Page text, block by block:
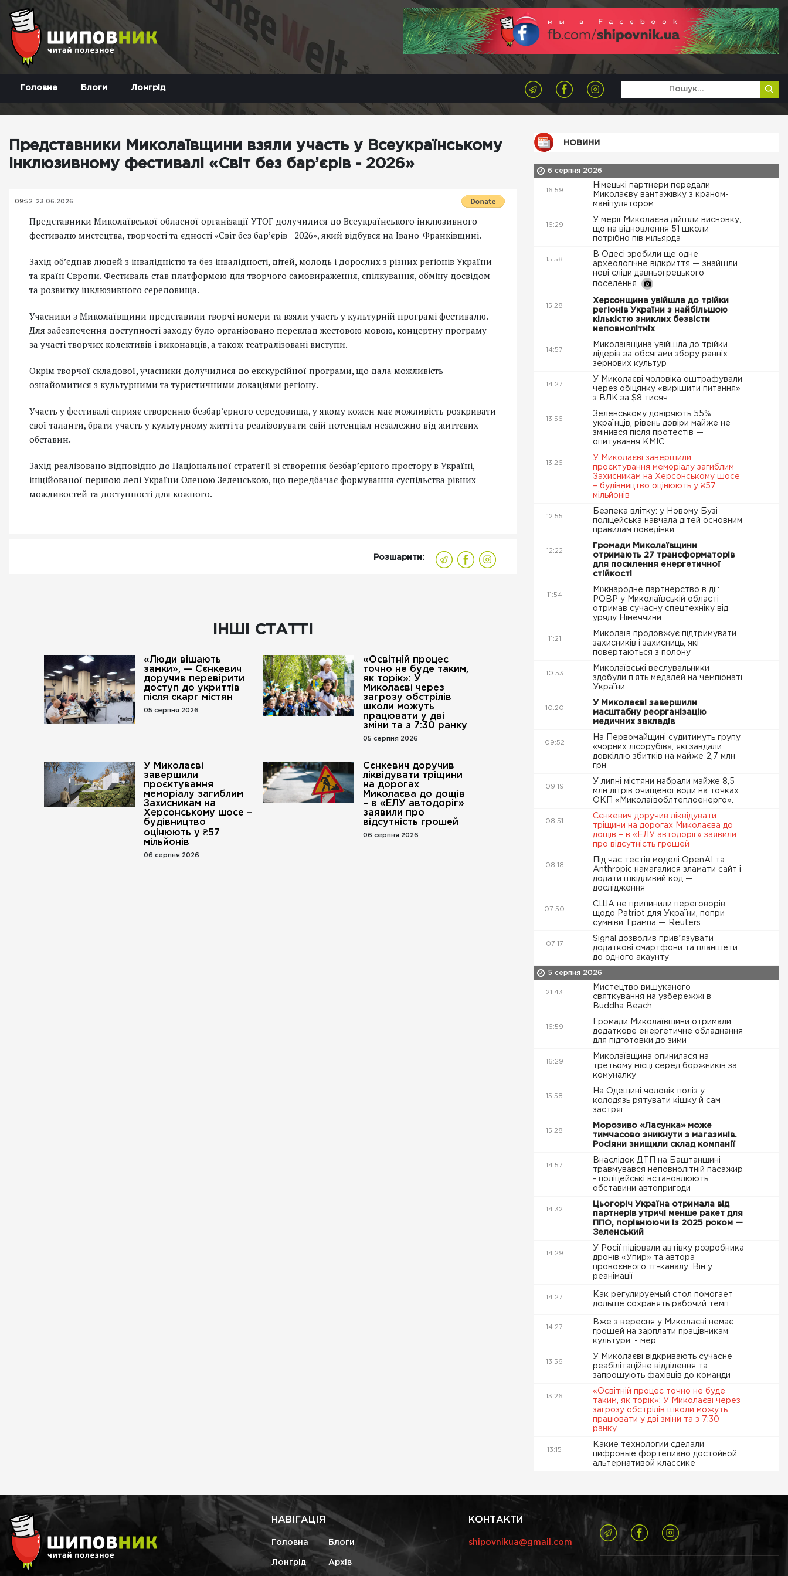
Головна Блоги Лонгрід
Представники Миколаївщини взяли участь у Всеукраїнському
інклюзивному фестивалі «Світ без бар’єрів - 2026»
09:52 23.06.2026
Представники Миколаївської обласної організації УТОГ долучилися до Всеукраїнського інклюзивного
фестивалю мистецтва, творчості та єдності «Світ без бар’єрів - 2026», який відбувся на Івано-Франківщині.
Захід об’єднав людей з інвалідністю та без інвалідності, дітей, молодь і дорослих з різних регіонів України
та країн Європи. Фестиваль став платформою для творчого самовираження, спілкування, обміну досвідом
та розвитку інклюзивного середовища.
Учасники з Миколаївщини представили творчі номери та взяли участь у культурній програмі фестивалю.
Для забезпечення доступності заходу було організовано переклад жестовою мовою, концертну програму
за участі творчих колективів і виконавців, а також театралізовані виступи.
Окрім творчої складової, учасники долучилися до екскурсійної програми, що дала можливість
ознайомитися з культурними та туристичними локаціями регіону.
Участь у фестивалі сприяє створенню безбар’єрного середовища, у якому кожен має можливість розкривати
свої таланти, брати участь у культурному житті та реалізовувати свій потенціал незалежно від життєвих
обставин.
Захід реалізовано відповідно до Національної стратегії зі створення безбар’єрного простору в Україні,
ініційованої першою леді України Оленою Зеленською, що передбачає формування суспільства рівних
можливостей та доступності для кожного.
Розшарити:
ІНШІ СТАТТІ
«Люди вішають
замки», — Сєнкевич
доручив перевірити
доступ до укриттів
після скарг містян
05 серпня 2026
«Освітній процес
точно не буде таким,
як торік»: У
Миколаєві через
загрозу обстрілів
школи можуть
працювати у дві
зміни та з 7:30 ранку
05 серпня 2026
У Миколаєві
завершили
проєктування
меморіалу загиблим
Захисникам на
Херсонському шосе –
будівництво
оцінюють у ₴57
мільйонів
06 серпня 2026
Сєнкевич доручив
ліквідувати тріщини
на дорогах
Миколаєва до дощів
– в «ЕЛУ автодоріг»
заявили про
відсутність грошей
06 серпня 2026
НОВИНИ
6 серпня 2026
16:59
Німецькі партнери передали
Миколаєву вантажівку з краном-
маніпулятором
16:29
У мерії Миколаєва дійшли висновку,
що на відновлення 51 школи
потрібно пів мільярда
15:58
В Одесі зробили ще одне
археологічне відкриття — знайшли
нові сліди давньогрецького
поселення
15:28
Херсонщина увійшла до трійки
регіонів України з найбільшою
кількістю зниклих безвісти
неповнолітніх
14:57
Миколаївщина увійшла до трійки
лідерів за обсягами збору ранніх
зернових культур
14:27
У Миколаєві чоловіка оштрафували
через обіцянку «вирішити питання»
з ВЛК за $8 тисяч
13:56
Зеленському довіряють 55%
українців, рівень довіри майже не
змінився після протестів —
опитування КМІС
13:26
У Миколаєві завершили
проєктування меморіалу загиблим
Захисникам на Херсонському шосе
– будівництво оцінюють у ₴57
мільйонів
12:55
Безпека влітку: у Новому Бузі
поліцейська навчала дітей основним
правилам поведінки
12:22
Громади Миколаївщини
отримають 27 трансформаторів
для посилення енергетичної
стійкості
11:54
Міжнародне партнерство в дії:
РОВР у Миколаївській області
отримав сучасну спецтехніку від
уряду Німеччини
11:21
Миколаїв продовжує підтримувати
захисників і захисниць, які
повертаються з полону
10:53
Миколаївські веслувальники
здобули п’ять медалей на чемпіонаті
України
10:20
У Миколаєві завершили
масштабну реорганізацію
медичних закладів
09:52
На Первомайщині судитимуть групу
«чорних лісорубів», які завдали
довкіллю збитків на майже 2,7 млн
грн
09:19
У липні містяни набрали майже 8,5
млн літрів очищеної води на точках
ОКП «Миколаївоблтеплоенерго».
08:51
Сєнкевич доручив ліквідувати
тріщини на дорогах Миколаєва до
дощів – в «ЕЛУ автодоріг» заявили
про відсутність грошей
08:18
Під час тестів моделі OpenAI та
Anthropic намагалися зламати сайт і
додати шкідливий код —
дослідження
07:50
США не припинили переговорів
щодо Patriot для України, попри
сумніви Трампа — Reuters
07:17
Signal дозволив привʼязувати
додаткові смартфони та планшети
до одного акаунту
5 серпня 2026
21:43
Мистецтво вишуканого
святкування на узбережжі в
Buddha Beach
16:59
Громади Миколаївщини отримали
додаткове енергетичне обладнання
для підготовки до зими
16:29
Миколаївщина опинилася на
третьому місці серед боржників за
комуналку
15:58
На Одещині чоловік поліз у
колодязь рятувати кішку й сам
застряг
15:28
Морозиво «Ласунка» може
тимчасово зникнути з магазинів.
Росіяни знищили склад компанії
14:57
Внаслідок ДТП на Баштанщині
травмувався неповнолітній пасажир
- поліцейські встановлюють
обставини автопригоди
14:32
Цьогоріч Україна отримала від
партнерів утричі менше ракет для
ППО, порівнюючи із 2025 роком —
Зеленський
14:29
У Росії підірвали автівку розробника
дронів «Упир» та автора
провоєнного тг-каналу. Він у
реанімації
14:27
Как регулируемый стол помогает
дольше сохранять рабочий темп
14:27
Вже з вересня у Миколаєві немає
грошей на зарплати працівникам
культури, - мер
13:56
У Миколаєві відкривають сучасне
реабілітаційне відділення та
запрошують фахівців до команди
13:26
«Освітній процес точно не буде
таким, як торік»: У Миколаєві через
загрозу обстрілів школи можуть
працювати у дві зміни та з 7:30
ранку
13:15
Какие технологии сделали
цифровые фортепиано достойной
альтернативой классике
НАВІГАЦІЯ
Головна Блоги
Лонгрід Архів
КОНТАКТИ
shipovnikua@gmail.com